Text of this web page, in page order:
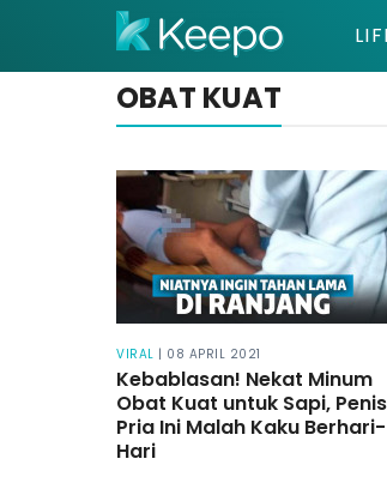
OBAT KUAT
VIRAL | 08 APRIL 2021
Kebablasan! Nekat Minum
Obat Kuat untuk Sapi, Penis
Pria Ini Malah Kaku Berhari-
Hari